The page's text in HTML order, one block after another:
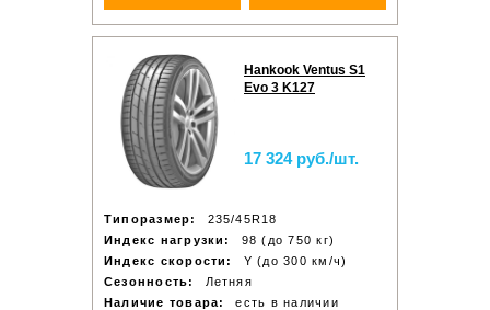
Hankook Ventus S1
Evo 3 K127
17 324 руб./шт.
Типоразмер:
235/45R18
Индекс нагрузки:
98 (до 750 кг)
Индекс скорости:
Y (до 300 км/ч)
Сезонность:
Летняя
Наличие товара:
есть в наличии